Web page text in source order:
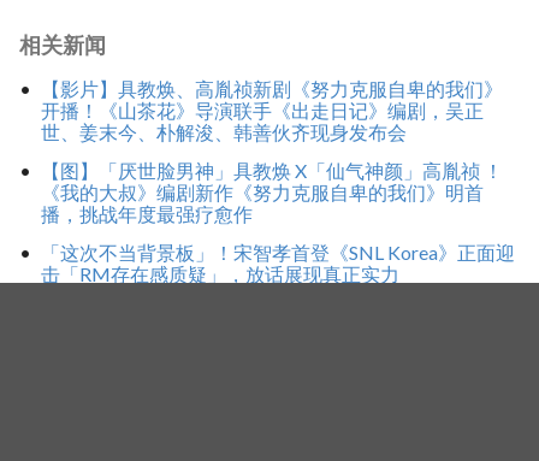
相关新闻
【影片】具教焕、高胤祯新剧《努力克服自卑的我们》
开播！《山茶花》导演联手《出走日记》编剧，吴正
世、姜末今、朴解浚、韩善伙齐现身发布会
【图】「厌世脸男神」具教焕 X「仙气神颜」高胤祯 ！
《我的大叔》编剧新作《努力克服自卑的我们》明首
播，挑战年度最强疗愈作
「这次不当背景板」！宋智孝首登《SNL Korea》正面迎
击「RM存在感质疑」，放话展现真正实力